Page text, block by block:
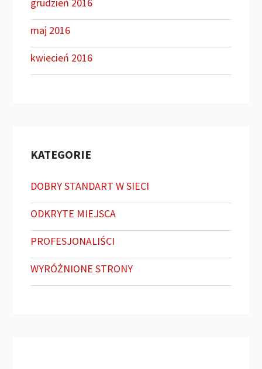
grudzień 2016
maj 2016
kwiecień 2016
KATEGORIE
DOBRY STANDART W SIECI
ODKRYTE MIEJSCA
PROFESJONALIŚCI
WYRÓŻNIONE STRONY